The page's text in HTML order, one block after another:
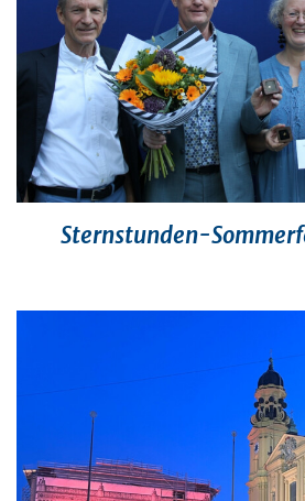
Sternstunden-